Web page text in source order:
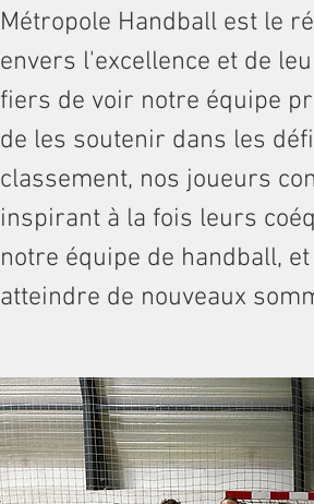
Métropole Handball est le
envers l'excellence et de
fiers de voir notre équipe
de les soutenir dans les
classement, nos joueurs
inspirant à la fois leurs
notre équipe de handball,
atteindre de nouveaux